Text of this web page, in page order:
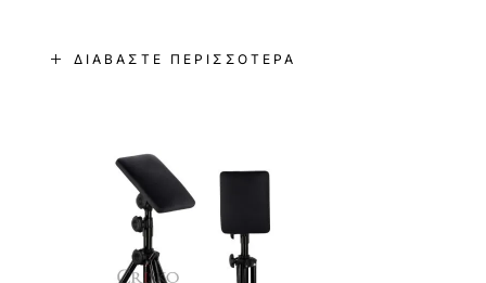
ΔΙΑΒΆΣΤΕ ΠΕΡΙΣΣΌΤΕΡΑ